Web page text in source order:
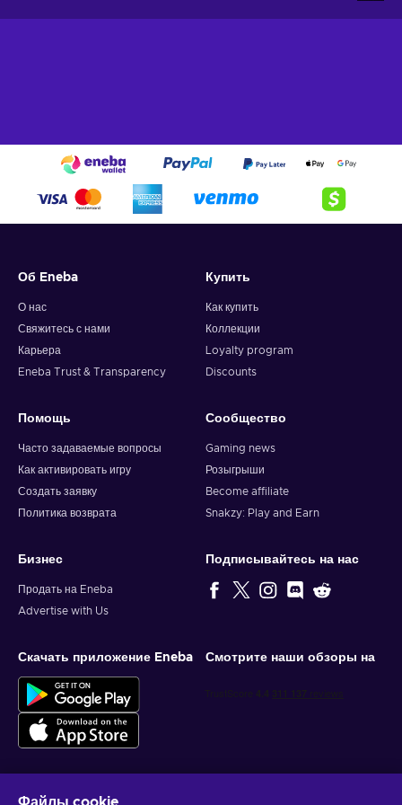
Об Eneba
О нас
Свяжитесь с нами
Карьера
Eneba Trust & Transparency
Купить
Как купить
Коллекции
Loyalty program
Discounts
Помощь
Часто задаваемые вопросы
Как активировать игру
Создать заявку
Политика возврата
Сообщество
Gaming news
Розыгрыши
Become affiliate
Snakzy: Play and Earn
Бизнес
Продать на Eneba
Advertise with Us
Подписывайтесь на нас
Скачать приложение Eneba Смотрите наши обзоры на